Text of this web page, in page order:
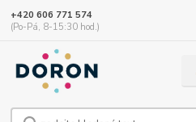
+420 606 771 574
(Po-Pá, 8-15:30 hod.)